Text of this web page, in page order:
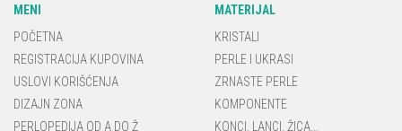
MENI
POČETNA
REGISTRACIJA KUPOVINA
USLOVI KORIŠĆENJA
DIZAJN ZONA
PERLOPEDIJA OD A DO Ž
MATERIJAL
KRISTALI
PERLE I UKRASI
ZRNASTE PERLE
KOMPONENTE
KONCI, LANCI, ŽICA...